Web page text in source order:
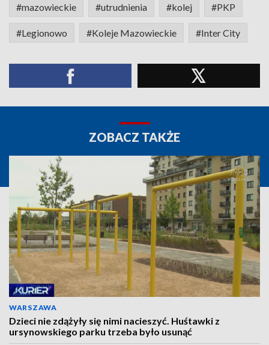
#mazowieckie #utrudnienia #kolej #PKP
#Legionowo #Koleje Mazowieckie #Inter City
ZOBACZ TAKŻE
WARSZAWA
Dzieci nie zdążyły się nimi nacieszyć. Huśtawki z
ursynowskiego parku trzeba było usunąć